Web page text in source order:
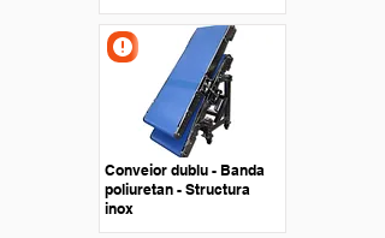
Conveior dublu - Banda
poliuretan - Structura
inox